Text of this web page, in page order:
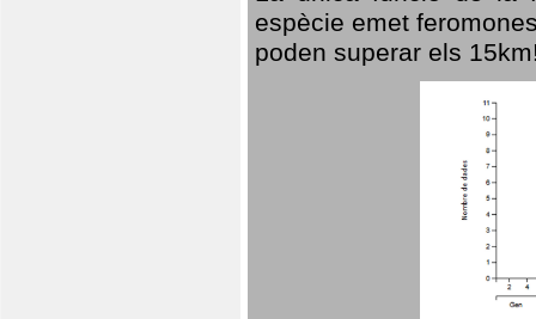
espècie emet
poden superar els